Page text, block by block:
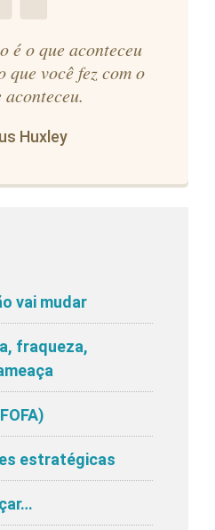
é o que aconteceu
que você fez com o
Huxley
vai mudar
fraqueza,
estratégicas